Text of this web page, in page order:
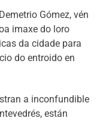
Gómez, vén
imaxe do loro
da cidade para
do entroido en
a inconfundible
están